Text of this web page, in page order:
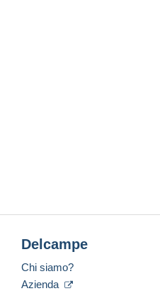
Delcampe
Chi siamo?
Azienda